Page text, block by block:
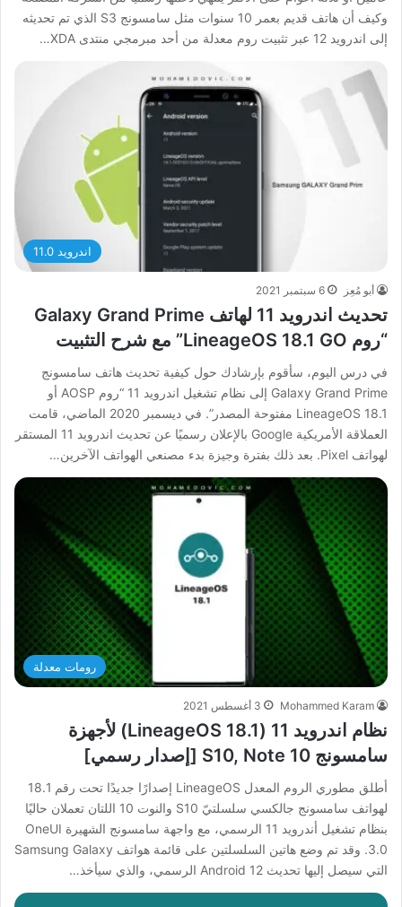
وكيف أن هاتف قديم بعمر 10 سنوات مثل سامسونج S3 الذي تم تحديثه
إلى اندرويد 12 عبر تثبيت روم معدلة من أحد مبرمجي منتدى XDA…
اندرويد 11.0
أبو مُعِز 6 سبتمبر 2021
تحديث اندرويد 11 لهاتف Galaxy Grand Prime
“روم LineageOS 18.1 GO” مع شرح التثبيت
في درس اليوم، سأقوم بإرشادك حول كيفية تحديث هاتف سامسونج
Galaxy Grand Prime إلى نظام تشغيل اندرويد 11 “روم AOSP أو
LineageOS 18.1 مفتوحة المصدر”. في ديسمبر 2020 الماضي، قامت
العملاقة الأمريكية Google بالإعلان رسميًا عن تحديث اندرويد 11 المستقر
لهواتف Pixel. بعد ذلك بفترة وجيزة بدء مصنعي الهواتف الآخرين…
رومات معدلة
Mohammed Karam 3 أغسطس 2021
نظام اندرويد 11 (LineageOS 18.1) لأجهزة
سامسونج S10, Note 10 [إصدار رسمي]
أطلق مطوري الروم المعدل LineageOS إصدارًا جديدًا تحت رقم 18.1
لهواتف سامسونج جالكسي سلسلتيّ S10 والنوت 10 اللتان تعملان حاليًا
بنظام تشغيل أندرويد 11 الرسمي، مع واجهة سامسونج الشهيرة OneUI
3.0. وقد تم وضع هاتين السلسلتين على قائمة هواتف Samsung Galaxy
التي سيصل إليها تحديث Android 12 الرسمي، والذي سيأخذ…